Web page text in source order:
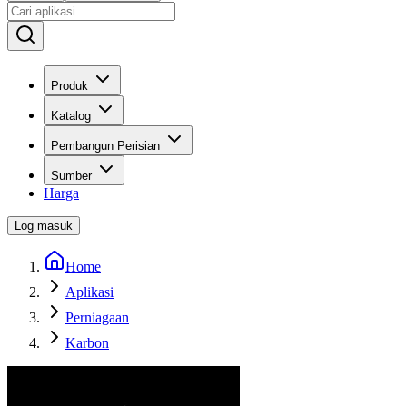
Produk
Katalog
Pembangun Perisian
Sumber
Harga
Log masuk
Home
Aplikasi
Perniagaan
Karbon